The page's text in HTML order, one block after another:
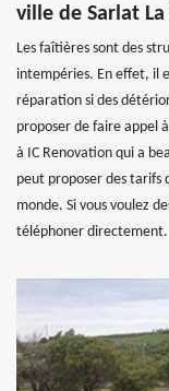
ville de Sarlat
Les faîtières sont des
intempéries. En effet, il
réparation si des
proposer de faire appel
à IC Renovation qui a
peut proposer des tarifs
monde. Si vous voulez
téléphoner directement.